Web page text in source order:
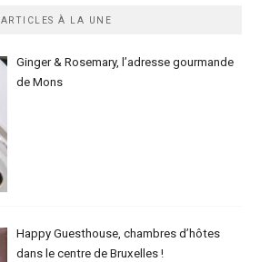
ARTICLES À LA UNE
Ginger & Rosemary, l’adresse gourmande
de Mons
Happy Guesthouse, chambres d’hôtes
dans le centre de Bruxelles !